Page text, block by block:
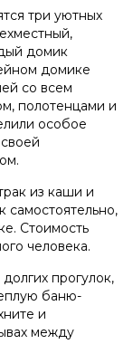
три уютных
домик
домике
со всем
полотенцами и
особое
из каши и
самостоятельно,
Стоимость
человека.
прогулок,
баню-
и
между